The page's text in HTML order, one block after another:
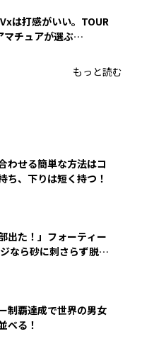
は打感がいい。TOUR
マチュアが選ぶ
もっと読む
わせる簡単な方法はコ
、下りは短く持つ！
出た！」フォーティー
なら砂に刺さらず脱出
制覇達成で世界の男女
べる！